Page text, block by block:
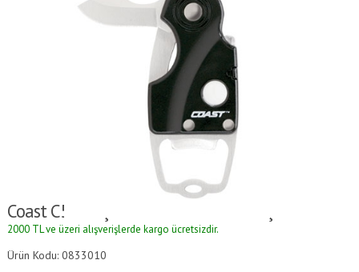
Coast C53B Üçü Bir Arada Genel Amaçlı El Aleti.
2000 TL ve üzeri alışverişlerde kargo ücretsizdir.
Ürün Kodu: 0833010